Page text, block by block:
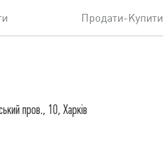
Продати-Купити
пров., 10, Харків